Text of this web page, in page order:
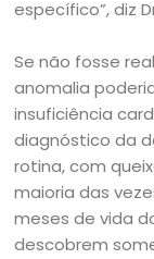
específico”, diz
Se não fosse
anomalia
insuficiência
diagnóstico da
rotina, com
maioria das
meses de vida
descobrem